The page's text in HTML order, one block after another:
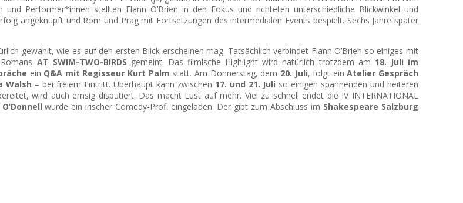
Performer*innen stellten Flann O’Brien in den Fokus und richteten unterschiedliche Blickwinkel und
angeknüpft und Rom und Prag mit Fortsetzungen des intermedialen Events bespielt. Sechs Jahre später
gewählt, wie es auf den ersten Blick erscheinen mag. Tatsächlich verbindet Flann O’Brien so einiges mit
AT SWIM-TWO-BIRDS gemeint. Das filmische Highlight wird natürlich trotzdem am 18. Juli im
ein Q&A mit Regisseur Kurt Palm statt. Am Donnerstag, dem 20. Juli, folgt einAtelier Gespräch
Walsh – bei freiem Eintritt. Überhaupt kann zwischen 17. und 21. Juli so einigen spannenden und heiteren
wird auch emsig disputiert. Das macht Lust auf mehr. Viel zu schnell endet die IV INTERNATIONAL
wurde ein irischer Comedy-Profi eingeladen. Der gibt zum Abschluss im Shakespeare Salzburg